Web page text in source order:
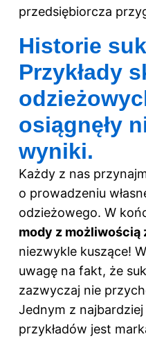
przedsiębiorcza
Historie
Przykłady
osiągnęły
wyniki.
Każdy z nas
o prowadzeniu
odzieżowego. W
mody z możliwością
niezwykle kuszące!
uwagę na fakt, że
zazwyczaj nie
Jednym z
przykładów jest